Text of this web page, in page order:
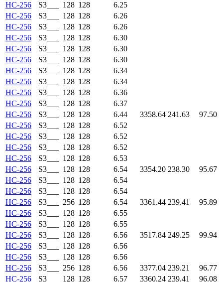
HC-256
S3___ 128 128
6.25
HC-256
S3___ 128 128
6.26
HC-256
S3___ 128 128
6.26
HC-256
S3___ 128 128
6.30
HC-256
S3___ 128 128
6.30
HC-256
S3___ 128 128
6.30
HC-256
S3___ 128 128
6.34
HC-256
S3___ 128 128
6.34
HC-256
S3___ 128 128
6.36
HC-256
S3___ 128 128
6.37
HC-256
S3___ 128 128 6.44 3358.64 241.63
97.50
HC-256
S3___ 128 128
6.52
HC-256
S3___ 128 128
6.52
HC-256
S3___ 128 128
6.52
HC-256
S3___ 128 128
6.53
HC-256
S3___ 128 128 6.54 3354.20 238.30
95.67
HC-256
S3___ 128 128
6.54
HC-256
S3___ 128 128
6.54
HC-256
S3___ 256 128 6.54 3361.44 239.41
95.89
HC-256
S3___ 128 128
6.55
HC-256
S3___ 128 128
6.55
HC-256
S3___ 128 128 6.56 3517.84 249.25
99.94
HC-256
S3___ 128 128
6.56
HC-256
S3___ 128 128
6.56
HC-256
S3___ 256 128 6.56 3377.04 239.21
96.77
HC-256
S3___ 128 128 6.57 3360.24 239.41
96.08